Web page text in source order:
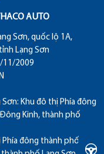
AUTO
Sơn, quốc lộ 1A,
Lạng Sơn
11/2009
Khu đô thị Phía đông
Kinh, thành phố
Phía đông thành phố